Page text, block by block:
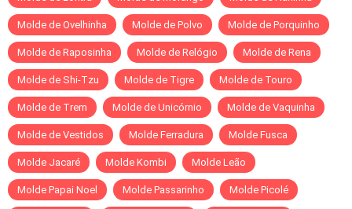
Molde de Ovelhinha Molde de Polvo Molde de Porquinho
Molde de Raposinha Molde de Relógio Molde de Rena
Molde de Shi-Tzu Molde de Tigre Molde de Touro
Molde de Trem Molde de Unicórnio Molde de Vaquinha
Molde de Vestidos Molde Ferradura Molde Fusca
Molde Jacaré Molde Kombi Molde Leão
Molde Papai Noel Molde Passarinho Molde Picolé